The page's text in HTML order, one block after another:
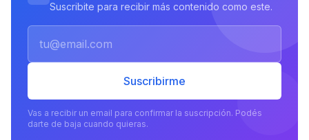
Suscribite para recibir más contenido como este.
Suscribirme
Vas a recibir un email para confirmar la suscripción. Podés
darte de baja cuando quieras.